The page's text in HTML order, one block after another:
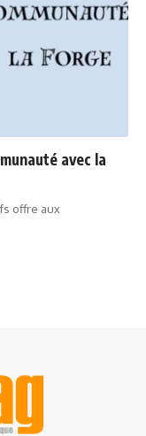
avec la
offre aux